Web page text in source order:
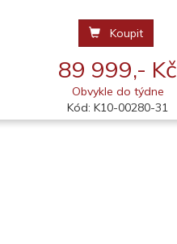
Koupit
89 999,- Kč
Obvykle do týdne
Kód: K10-00280-31